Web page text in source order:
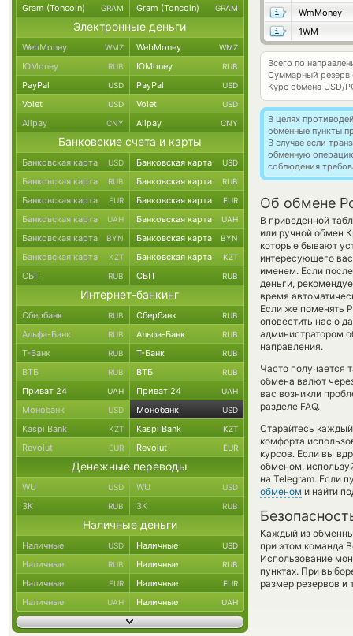
WmMoney
1WM
Всего по
Суммарный резерв
Курс обмена USD/
В целях
обменные пункты
В случае если
обменную
соблюдения
Об обмене
В приведенной
или ручной обмен
которые бывают
интересующего
именем. Если
деньги,
время
Если же поменять
оповестить нас о
администратором
направления.
Часто получается
обмена валют
вас возникли
разделе FAQ.
Старайтесь
комфорта
курсов. Если вы
обменом,
на Telegram. Если
обменом и найти
Каждый из
при этом команда
Использование
пунктах. При
размер резервов и
Gram (Toncoin) GRAM Gram (Toncoin) GRAM
Электронные деньги
WebMoney WMZ WebMoney WMZ
ЮMoney RUB ЮMoney RUB
PayPal USD PayPal USD
Volet USD Volet USD
Alipay CNY Alipay CNY
Банковские счета и карты
Банковская карта USD Банковская карта USD
Банковская карта RUB Банковская карта RUB
Банковская карта EUR Банковская карта EUR
Банковская карта UAH Банковская карта UAH
Банковская карта BYN Банковская карта BYN
Банковская карта KZT Банковская карта KZT
СБП RUB СБП RUB
Интернет-банкинг
Сбербанк RUB Сбербанк RUB
Альфа-Банк RUB Альфа-Банк RUB
Т-Банк RUB Т-Банк RUB
ВТБ RUB ВТБ RUB
Приват 24 UAH Приват 24 UAH
Монобанк USD Монобанк USD
Kaspi Bank KZT Kaspi Bank KZT
Revolut EUR Revolut EUR
Денежные переводы
WU USD WU USD
ЗК RUB ЗК RUB
Наличные деньги
Наличные USD Наличные USD
Наличные RUB Наличные RUB
Наличные EUR Наличные EUR
Наличные UAH Наличные UAH